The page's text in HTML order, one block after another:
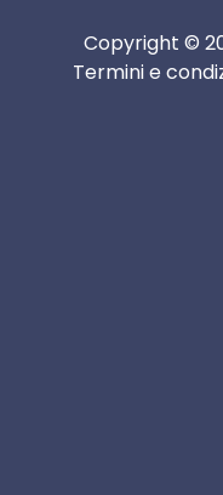
Copyright ©
Termini e